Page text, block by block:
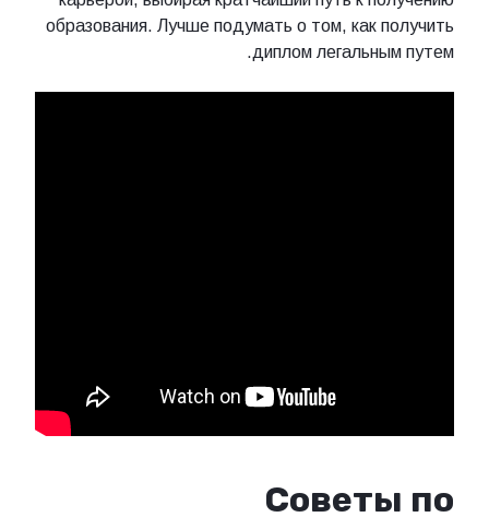
образования. Лучше подумать о том, как получить
диплом легальным путем.
Советы по